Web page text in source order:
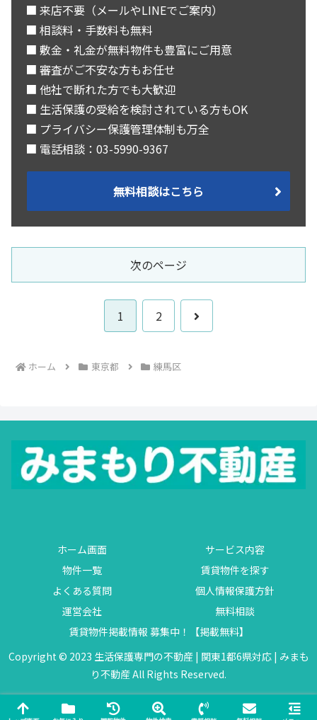
■ 来店不要（メールやLINEでご案内）
■ 相談料・手数料も無料
■ 敷金・礼金が無料物件も豊富にご用意
■ 審査がご不安な方もお任せ
■ 他社で断れた方でも大歓迎
■ 生活保護の受給を検討されている方もOK
■ プライバシー保護管理体制も万全
■ 電話相談：03-5990-9367
無料相談はこちら
次のページ
1 2
次
ホーム 東京都 練馬区
ホーム画面
サービス内容
物件一覧
賃貸物件を探す
よくある質問
個人情報保護方針
運営会社
無料相談
賃貸物件掲載情報 募集中！【掲載無料】
Copyright © 2023 生活保護専門の不動産 | 関東1都6県対応 | みまも
り不動産 All Rights Reserved.